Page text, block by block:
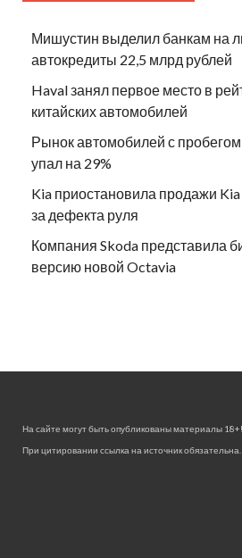
Мишустин выделил банкам на
автокредиты 22,5 млрд рублей
Haval занял первое место в
китайских автомобилей
Рынок автомобилей с
упал на 29%
Kia приостановила продажи Kia
за дефекта руля
Компания Skoda представила
версию новой Octavia
На сайте могут быть опубликованы материалы 18+!
При цитировании ссылка на источник обязательна.